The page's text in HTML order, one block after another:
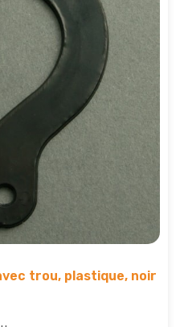
trou, plastique, noir